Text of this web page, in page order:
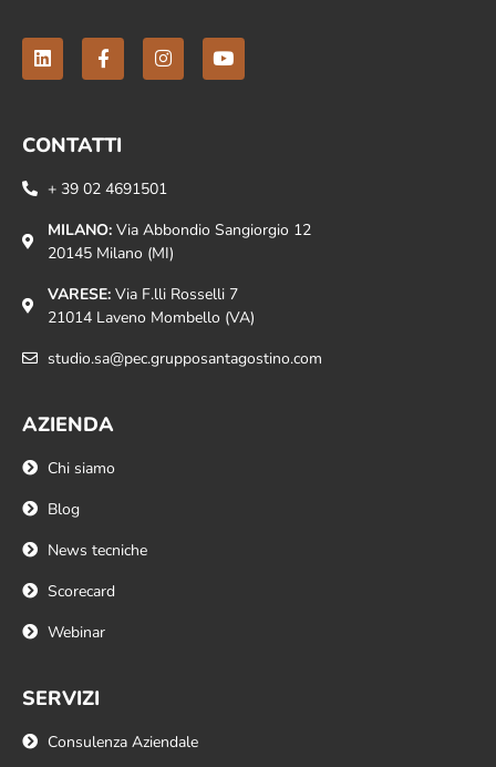
CONTATTI
+ 39 02 4691501
MILANO:Via Abbondio Sangiorgio 12
20145 Milano (MI)
VARESE:Via F.lli Rosselli 7
21014 Laveno Mombello (VA)
studio.sa@pec.grupposantagostino.com
AZIENDA
Chi siamo
Blog
News tecniche
Scorecard
Webinar
SERVIZI
Consulenza Aziendale